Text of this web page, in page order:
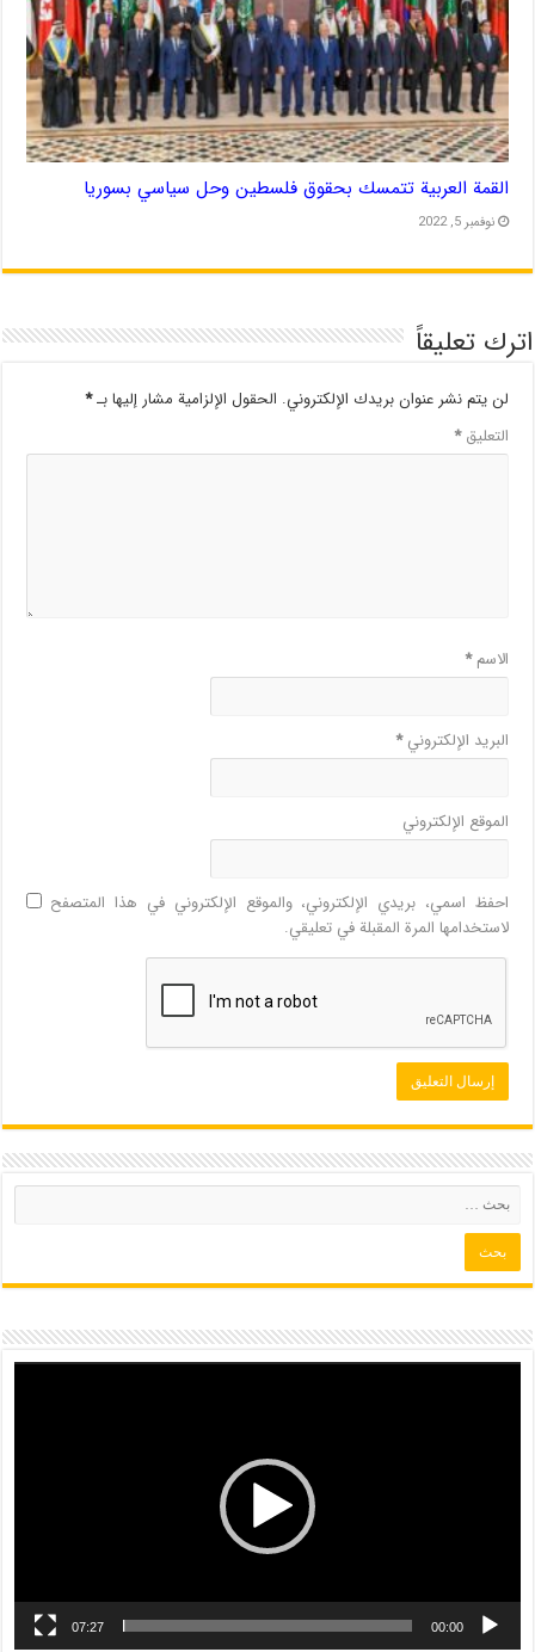
القمة العربية تتمسك بحقوق فلسطين وحل سياسي بسوريا
نوفمبر 5, 2022
اترك تعليقاً
لن يتم نشر عنوان بريدك الإلكتروني. الحقول الإلزامية مشار إليها بـ*
التعليق*
الاسم*
البريد الإلكتروني*
الموقع الإلكتروني
احفظ اسمي، بريدي الإلكتروني، والموقع الإلكتروني في هذا المتصفح
لاستخدامها المرة المقبلة في تعليقي.
00:00
07:27